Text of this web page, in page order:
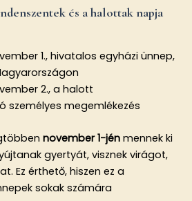
és a halottak napja
1., hivatalos egyházi ünnep,
2., a halott
személyes megemlékezés
november 1-jén mennek ki
gyertyát, visznek virágot,
Ez érthető, hiszen ez a
sokak számára